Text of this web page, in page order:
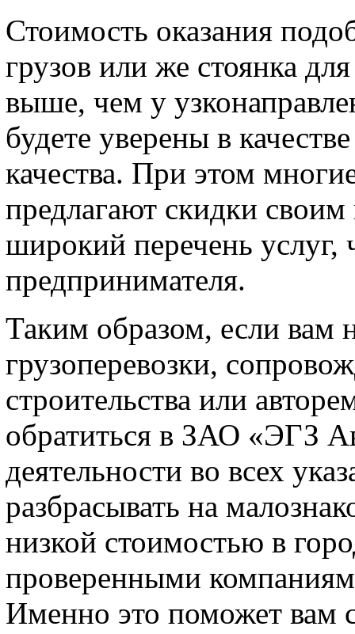
Стоимость оказания
грузов или же стоянка
выше, чем у
будете уверены в
качества. При этом
предлагают скидки
широкий перечень услуг,
предпринимателя.
Таким образом, если вам
грузоперевозки,
строительства или
обратиться в ЗАО «ЭГЗ
деятельности во всех
разбрасывать на
низкой стоимостью в
проверенными
Именно это поможет вам